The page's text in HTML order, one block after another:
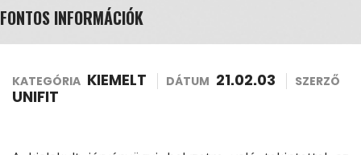
FONTOS INFORMÁCIÓK
KATEGÓRIA KIEMELT DÁTUM 21.02.03 SZERZŐ
UNIFIT